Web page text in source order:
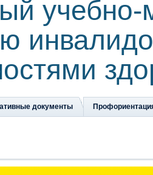
учебно-
документы